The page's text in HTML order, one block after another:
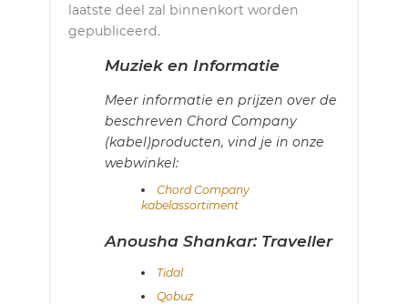
laatste deel zal binnenkort worden
gepubliceerd.
Muziek en Informatie
Meer informatie en prijzen over de
beschreven Chord Company
(kabel)producten, vind je in onze
webwinkel:
Chord Company
kabelassortiment
Anousha Shankar: Traveller
Tidal
Qobuz